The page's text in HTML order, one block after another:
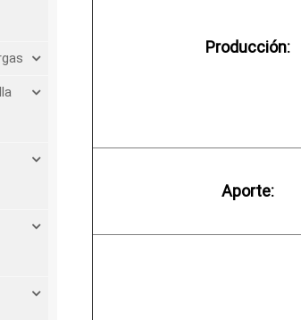
Producción:
Aporte: